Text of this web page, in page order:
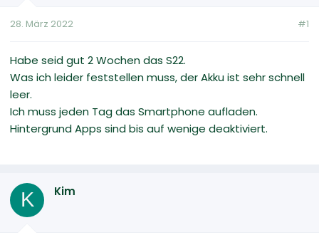
e
t
m
28. März 2022 #1
Habe seid gut 2 Wochen das S22.
Was ich leider feststellen muss, der Akku ist sehr schnell
leer.
Ich muss jeden Tag das Smartphone aufladen.
Hintergrund Apps sind bis auf wenige deaktiviert.
K Kim